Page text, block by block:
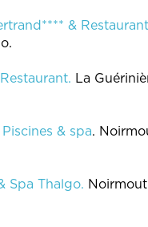
& Restaurant
La
& spa.
Spa Thalgo.